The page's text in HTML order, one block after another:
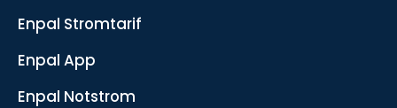
Enpal Stromtarif
Enpal App
Enpal Notstrom